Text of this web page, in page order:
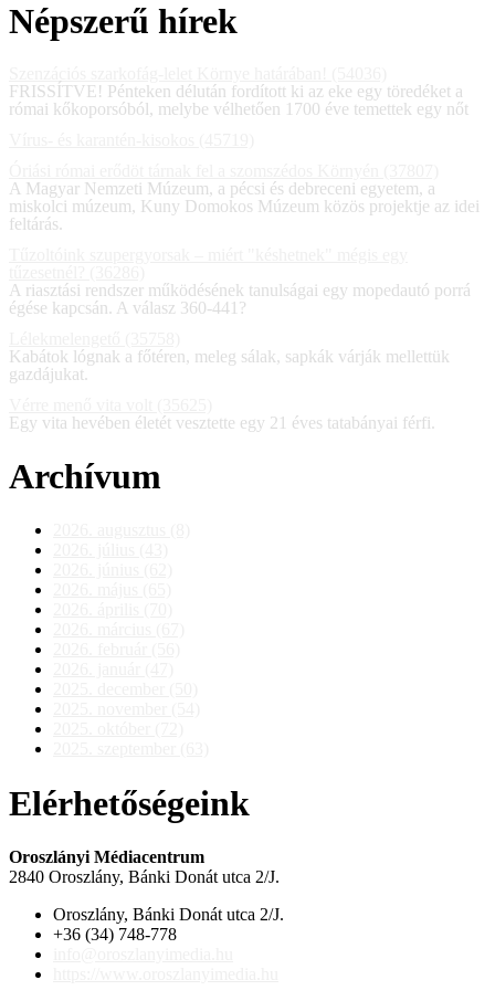
Népszerű hírek
FRISSÍTVE! Pénteken délután fordított ki az eke egy töredéket a
római kőkoporsóból, melybe vélhetően 1700 éve temettek egy nőt
A Magyar Nemzeti Múzeum, a pécsi és debreceni egyetem, a
miskolci múzeum, Kuny Domokos Múzeum közös projektje az idei
feltárás.
A riasztási rendszer működésének tanulságai egy mopedautó porrá
égése kapcsán. A válasz 360-441?
Kabátok lógnak a főtéren, meleg sálak, sapkák várják mellettük
gazdájukat.
Egy vita hevében életét vesztette egy 21 éves tatabányai férfi.
Archívum
Elérhetőségeink
Oroszlányi Médiacentrum
2840 Oroszlány, Bánki Donát utca 2/J.
Oroszlány, Bánki Donát utca 2/J.
+36 (34) 748-778